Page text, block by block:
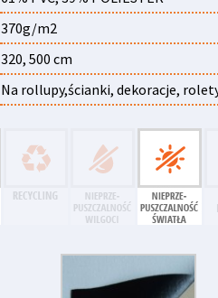
370g/m2
320, 500 cm
Na rollupy,ścianki, dekoracje,